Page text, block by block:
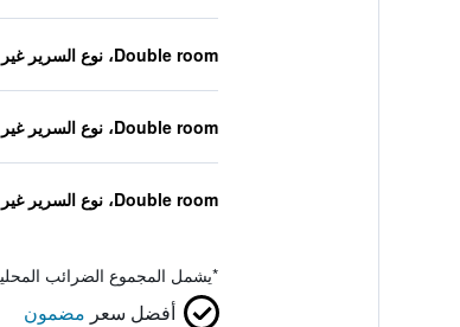
Double room، نوع السرير غير معروف
Double room، نوع السرير غير معروف
Double room، نوع السرير غير معروف
*يشمل المجموع الضرائب
أفضل سعر مضمون